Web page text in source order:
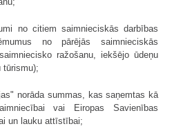
no citiem saimnieciskās darbības
no pārējās saimnieciskās
ražošanu, iekšējo ūdeņu
tūrismu);
norāda summas, kas saņemtas kā
vai Eiropas Savienības
un lauku attīstībai;